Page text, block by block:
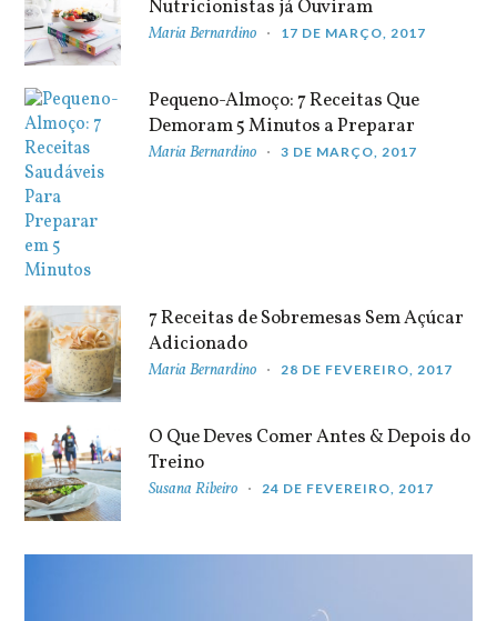
Nutricionistas já Ouviram
Maria Bernardino 17 DE MARÇO, 2017
Pequeno-Almoço: 7 Receitas Que
Demoram 5 Minutos a Preparar
Maria Bernardino 3 DE MARÇO, 2017
7 Receitas de Sobremesas Sem Açúcar
Adicionado
Maria Bernardino 28 DE FEVEREIRO, 2017
O Que Deves Comer Antes & Depois do
Treino
Susana Ribeiro 24 DE FEVEREIRO, 2017